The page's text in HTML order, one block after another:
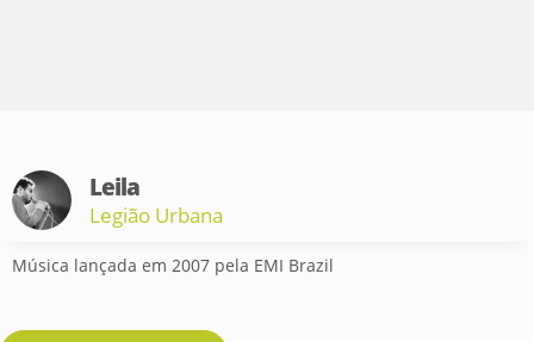
Leila
Legião Urbana
Música lançada em 2007 pela EMI Brazil